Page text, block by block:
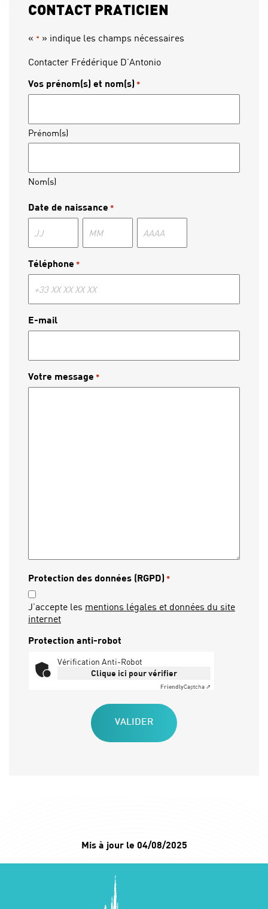
CONTACT PRATICIEN
« * » indique les champs nécessaires
Contacter Frédérique D’Antonio
Vos prénom(s) et nom(s) *
Prénom(s)
Nom(s)
Date de naissance *
Jour Mois Année
Téléphone *
E-mail
Votre message *
Protection des données (RGPD) *
J’accepte les mentions légales et données du site
internet
Protection anti-robot
Vérification Anti-Robot
Clique ici pour vérifier
FriendlyCaptcha ⇗
Mis à jour le 04/08/2025